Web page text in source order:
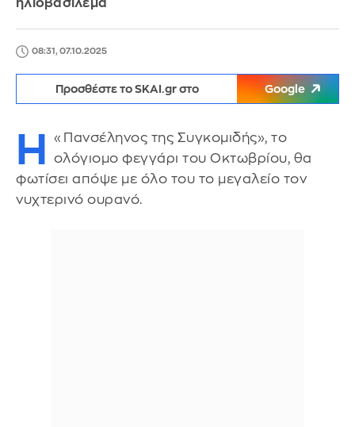
ηλιοβασίλεμα
08:31, 07.10.2025
Προσθέστε το SKAI.gr στο Google
Η
«Πανσέληνος της Συγκομιδής», το
ολόγιομο φεγγάρι του Οκτωβρίου, θα
φωτίσει απόψε με όλο του το μεγαλείο τον
νυχτερινό ουρανό.